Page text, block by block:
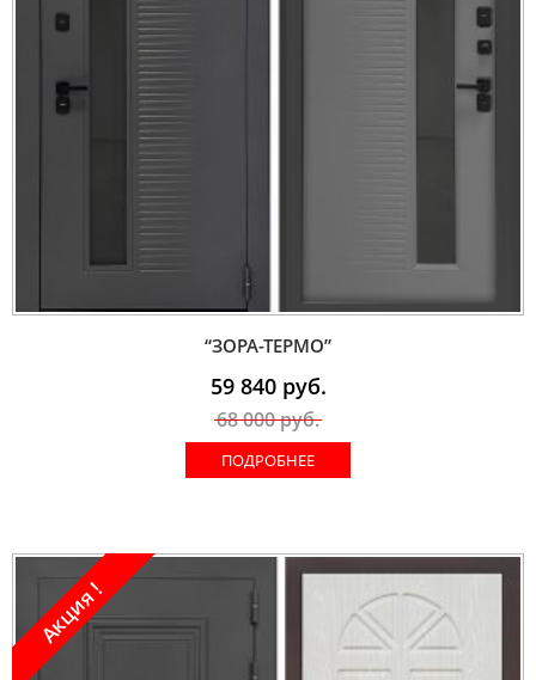
“ЗОРА-ТЕРМО”
59 840руб.
68 000руб.
ПОДРОБНЕЕ
Акция !